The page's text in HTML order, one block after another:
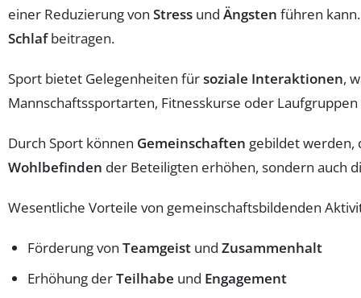
einer Reduzierung von Stress und Ängsten führen
Schlafbeitragen.
Sport bietet Gelegenheiten fürsoziale Interaktionen,
Mannschaftssportarten, Fitnesskurse oder
Durch Sport können Gemeinschaften gebildet werden,
Wohlbefinden der Beteiligten erhöhen, sondern auch
Wesentliche Vorteile von gemeinschaftsbildenden
Förderung von Teamgeist und Zusammenhalt
Erhöhung derTeilhabe und Engagement